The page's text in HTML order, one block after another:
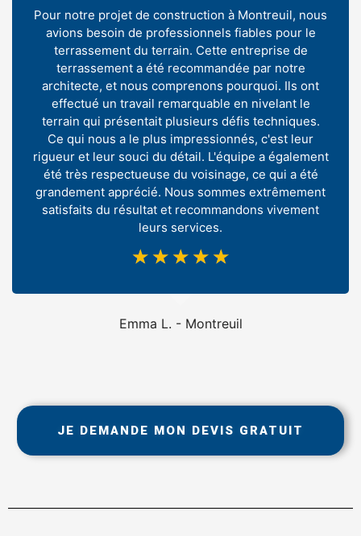
Emma L. - Montreuil
Pour notre projet de construction à Montreuil, nous
avions besoin de professionnels fiables pour le
terrassement du terrain. Cette entreprise de
terrassement a été recommandée par notre
architecte, et nous comprenons pourquoi. Ils ont
effectué un travail remarquable en nivelant le
terrain qui présentait plusieurs défis techniques.
Ce qui nous a le plus impressionnés, c'est leur
rigueur et leur souci du détail. L'équipe a également
été très respectueuse du voisinage, ce qui a été
grandement apprécié. Nous sommes extrêmement
satisfaits du résultat et recommandons vivement
leurs services.
☆ ☆ ☆ ☆ ☆
JE DEMANDE MON DEVIS GRATUIT